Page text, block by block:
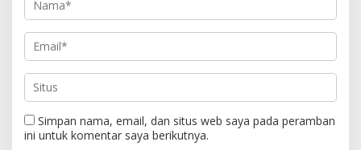
Simpan nama, email, dan situs web saya pada peramban
ini untuk komentar saya berikutnya.